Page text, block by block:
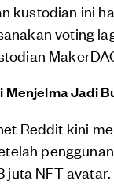
kustodian ini
voting
Menjelma Jadi
Reddit kini
juta NFT avatar.